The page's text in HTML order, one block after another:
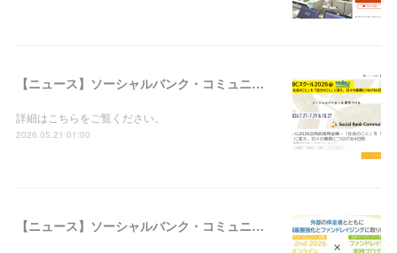
【ニュース】ソーシャルバンク・コミュニティ：「SBCスクール2026＠西武信用金庫－『社会のこと』を『自分のこと』に変え、日々の業務につなげる4日間」の参加者募集を開始しました
詳細はこちらをご覧ください。
2026.05.21 01:00
【ニュース】ソーシャルバンク・コミュニティ：「WILL 2nd 2026＠オンライン × ファンドレイジング実践プログラム合同説明会」の参加者募集を開始しました